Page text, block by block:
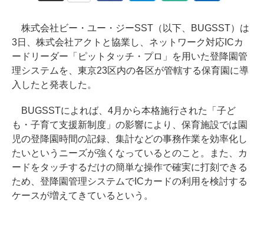
株式会社ビー・ユー・ジーSST（以下、BUGSST）は
3日、株式会社アクトと協業し、ネットワーク対応ICカ
ードリーダー「ピットタッチ・プロ」を用いた登降園管
理システムを、東京23区内の各区が管轄する保育園に導
入したと発表した。
BUGSSTによれば、4月から本格施行された「子ど
も・子育て支援新制度」の影響により、保育施設では園
児の登降園時間の記録、集計などの事務作業を効率化し
たいというニーズが強くなっているとのこと。また、カ
ードをタッチするだけの簡単な操作で確実に打刻できる
ため、登降園管理システムでICカードの利用を検討する
ケースが増えてきているという。